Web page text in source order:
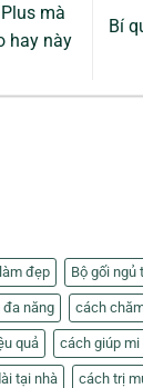
mà
hay này
Bí
đẹp Bộ gối ngủ
đa năng cách
quả cách giúp mi
tại nhà cách trị